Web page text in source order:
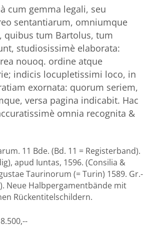
cum gemma legali, seu
sentantiarum, omniumque
quibus tum Bartolus, tum
studiosissimè elaborata:
nouoq. ordine atque
indicis locupletissimi loco, in
exornata: quorum seriem,
versa pagina indicabit. Hac
omnia recognita &
11 Bde. (Bd. 11 = Registerband).
apud Iuntas, 1596. (Consilia &
Taurinorum (= Turin) 1589. Gr.-
Neue Halbpergamentbände mit
Rückentitelschildern.